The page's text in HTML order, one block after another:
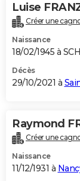
Luise
Créer une
Naissance
18/02/1945 à
Décès
29/10/2021 à
Raymond
Créer une
Naissance
11/12/1931 à